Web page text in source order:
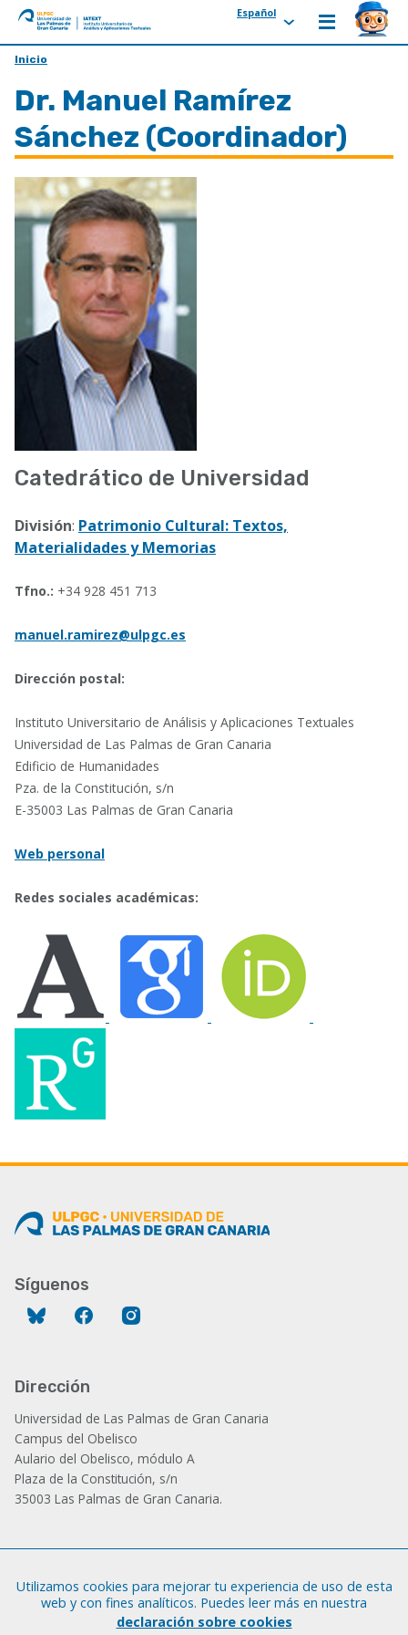
ULPGC
Ir
inicio
de
IATEXT
Español
Inicio
Dr. Manuel Ramírez
Sánchez (Coordinador)
Catedrático de Universidad
División: Patrimonio Cultural: Textos,
Materialidades y Memorias
Tfno.: +34 928 451 713
manuel.ramirez@ulpgc.es
Dirección postal:
Instituto Universitario de Análisis y Aplicaciones Textuales
Universidad de Las Palmas de Gran Canaria
Edificio de Humanidades
Pza. de la Constitución, s/n
E-35003 Las Palmas de Gran Canaria
Web personal
Redes sociales académicas:
Síguenos
Bluesky Facebook
Dirección
Universidad de Las Palmas de Gran Canaria
Campus del Obelisco
Aulario del Obelisco, módulo A
Plaza de la Constitución, s/n
35003 Las Palmas de Gran Canaria.
Tfno.: +34 928 452 771 / 452 787
Fax: +34 928 451 701
Utilizamos cookies para mejorar tu experiencia de uso de esta
web y con fines analíticos. Puedes leer más en nuestra
declaración sobre cookies